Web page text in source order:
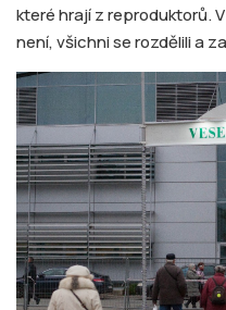
které hrají z reproduktorů.
není, všichni se rozdělili a